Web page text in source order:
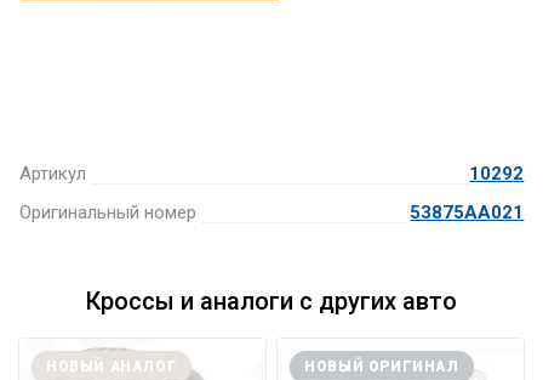
Артикул
10292
Оригинальный номер
53875AA021
Кроссы и аналоги с других авто
НОВЫЙ АНАЛОГ НОВЫЙ ОРИГИНАЛ